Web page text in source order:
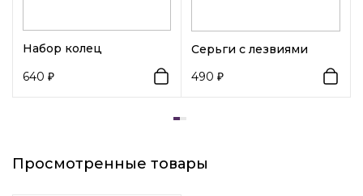
Набор колец
640
Серьги с лезвиями
490
Просмотренные товары